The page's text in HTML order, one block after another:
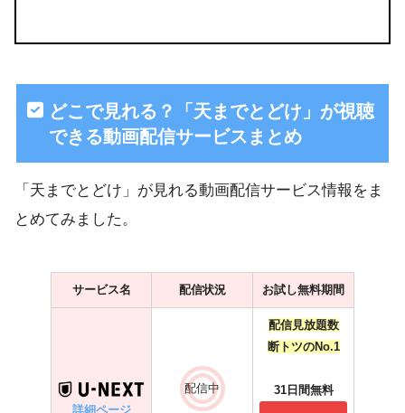
どこで見れる？「天までとどけ」が視聴
できる動画配信サービスまとめ
「天までとどけ」が見れる動画配信サービス情報をま
とめてみました。
サービス名 配信状況 お試し無料期間
詳細ページ
配信中
配信見放題数
断トツのNo.1
31日間無料